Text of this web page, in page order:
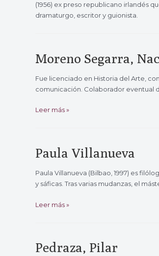
(1956) ex preso republicano irlandés
dramaturgo, escritor y guionista.
Moreno Segarra,
Fue licenciado en Historia del Arte,
comunicación. Colaborador eventual
Moreno
Leer más »
Paula Villanueva
Paula Villanueva (Bilbao, 1997) es
y sáficas. Tras varias mudanzas, el
Paula
Leer más »
Pedraza, Pilar